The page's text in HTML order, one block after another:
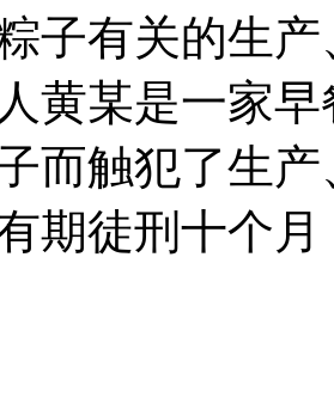
子有关的生
黄某是一家
而触犯了生
期徒刑十个